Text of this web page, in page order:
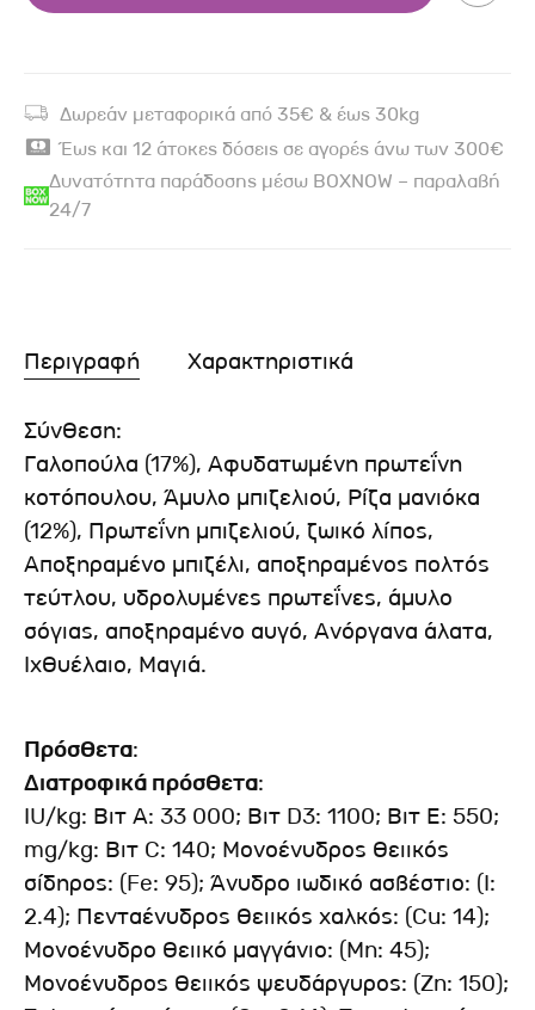
Δωρεάν μεταφορικά από 35€ & έως 30kg
Έως και 12 άτοκες δόσεις σε αγορές άνω των 300€
Δυνατότητα παράδοσης μέσω BOXNOW – παραλαβή
24/7
Περιγραφή Χαρακτηριστικά
Σύνθεση:
Γαλοπούλα (17%), Αφυδατωμένη πρωτεΐνη
κοτόπουλου, Άμυλο μπιζελιού, Ρίζα μανιόκα
(12%), Πρωτεΐνη μπιζελιού, ζωικό λίπος,
Αποξηραμένο μπιζέλι, αποξηραμένος πολτός
τεύτλου, υδρολυμένες πρωτεΐνες, άμυλο
σόγιας, αποξηραμένο αυγό, Ανόργανα άλατα,
Ιχθυέλαιο, Μαγιά.
Πρόσθετα:
Διατροφικά πρόσθετα:
IU/kg: Βιτ Α: 33 000; Βιτ D3: 1100; Βιτ Ε: 550;
mg/kg: Βιτ C: 140; Μονοένυδρος θειικός
σίδηρος: (Fe: 95); Άνυδρο ιωδικό ασβέστιο: (I:
2.4); Πενταένυδρος θειικός χαλκός: (Cu: 14);
Μονοένυδρο θειικό μαγγάνιο: (Mn: 45);
Μονοένυδρος θειικός ψευδάργυρος: (Zn: 150);